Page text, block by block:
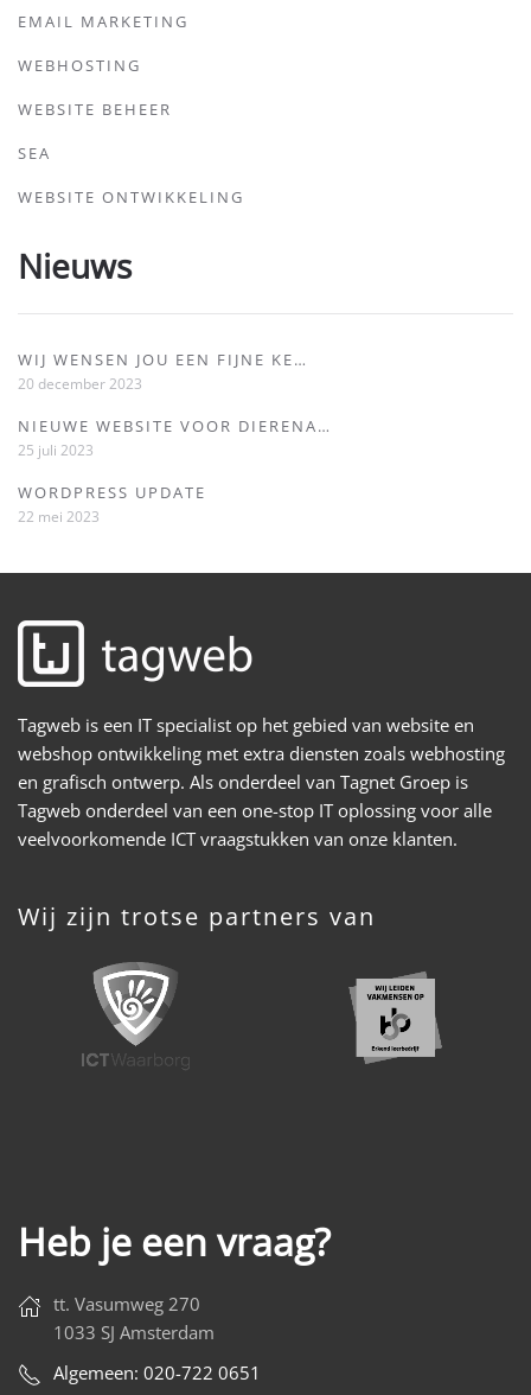
EMAIL MARKETING
WEBHOSTING
WEBSITE BEHEER
SEA
WEBSITE ONTWIKKELING
Nieuws
WIJ WENSEN JOU EEN FIJNE KE…
20 december 2023
NIEUWE WEBSITE VOOR DIERENA…
25 juli 2023
WORDPRESS UPDATE
22 mei 2023
Tagweb is een IT specialist op het gebied van website en
webshop ontwikkeling met extra diensten zoals webhosting
en grafisch ontwerp. Als onderdeel van Tagnet Groep is
Tagweb onderdeel van een one-stop IT oplossing voor alle
veelvoorkomende ICT vraagstukken van onze klanten.
Wij zijn trotse partners van
Heb je een vraag?
tt. Vasumweg 270
1033 SJ Amsterdam
Algemeen: 020-722 0651